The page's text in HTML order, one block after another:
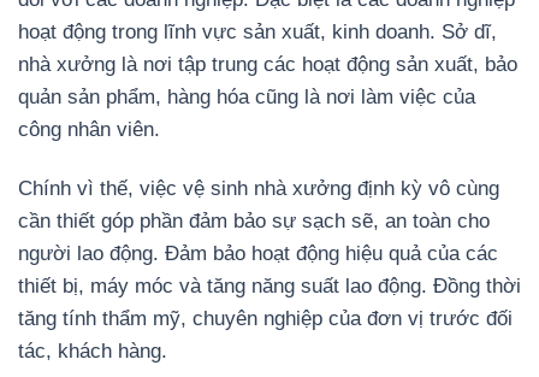
hoạt động trong lĩnh vực sản xuất, kinh doanh. Sở dĩ,
nhà xưởng là nơi tập trung các hoạt động sản xuất, bảo
quản sản phẩm, hàng hóa cũng là nơi làm việc của
công nhân viên.
Chính vì thế, việc vệ sinh nhà xưởng định kỳ vô cùng
cần thiết góp phần đảm bảo sự sạch sẽ, an toàn cho
người lao động. Đảm bảo hoạt động hiệu quả của các
thiết bị, máy móc và tăng năng suất lao động. Đồng thời
tăng tính thẩm mỹ, chuyên nghiệp của đơn vị trước đối
tác, khách hàng.